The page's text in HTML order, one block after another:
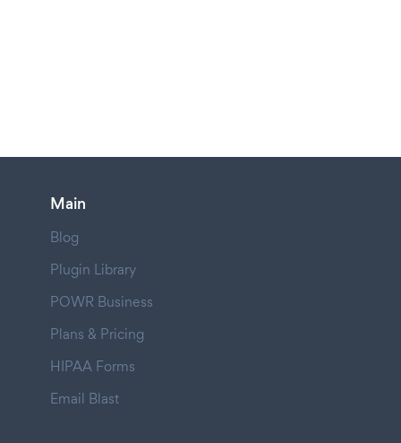
Main
Blog
Plugin Library
POWR Business
Plans & Pricing
HIPAA Forms
Email Blast